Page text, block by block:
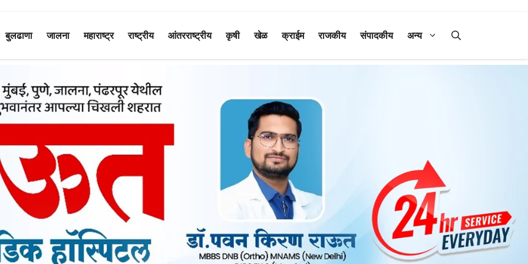
बुलढाणा जालना महाराष्ट्र राष्ट्रीय आंतरराष्ट्रीय कृषी खेळ क्राईम राजकीय संपादकीय अन्य